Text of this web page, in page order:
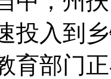
投入到
育部门